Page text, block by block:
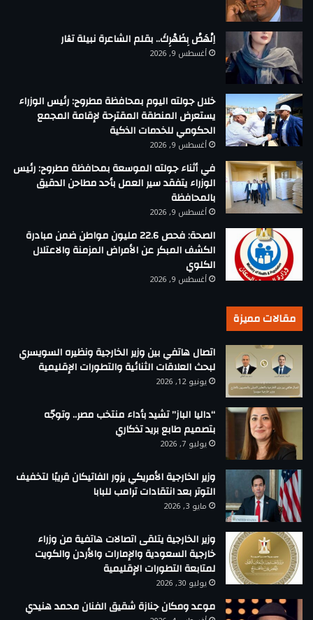
اِنْهَضْ بِظَهْرِكَ.. بقلم الشاعرة نبيلة تڨار
أغسطس 9, 2026
خلال جولته اليوم بمحافظة مطروح: رئيس الوزراء
يستعرض المنطقة المقترحة لإقامة المجمع
الحكومي للخدمات الذكية
أغسطس 9, 2026
في أثناء جولته الموسعة بمحافظة مطروح: رئيس
الوزراء يتفقد سير العمل بأحد مطاحن الدقيق
بالمحافظة
أغسطس 9, 2026
الصحة: فحص 22.6 مليون مواطن ضمن مبادرة
الكشف المبكر عن الأمراض المزمنة والاعتلال
الكلوي
أغسطس 9, 2026
مقالات مميزة
اتصال هاتفي بين وزير الخارجية ونظيره السويسري
لبحث العلاقات الثنائية والتطورات الإقليمية
يونيو 12, 2026
“داليا الباز” تشيد بأداء منتخب مصر.. وتوجّه
بتصميم طابع بريد تذكاري
يوليو 7, 2026
وزير الخارجية الأمريكي يزور الفاتيكان قريبًا لتخفيف
التوتر بعد انتقادات ترامب للبابا
مايو 3, 2026
وزير الخارجية يتلقى اتصالات هاتفية من وزراء
خارجية السعودية والإمارات والأردن والكويت
لمتابعة التطورات الإقليمية
يوليو 30, 2026
موعد ومكان جنازة شقيق الفنان محمد هنيدي